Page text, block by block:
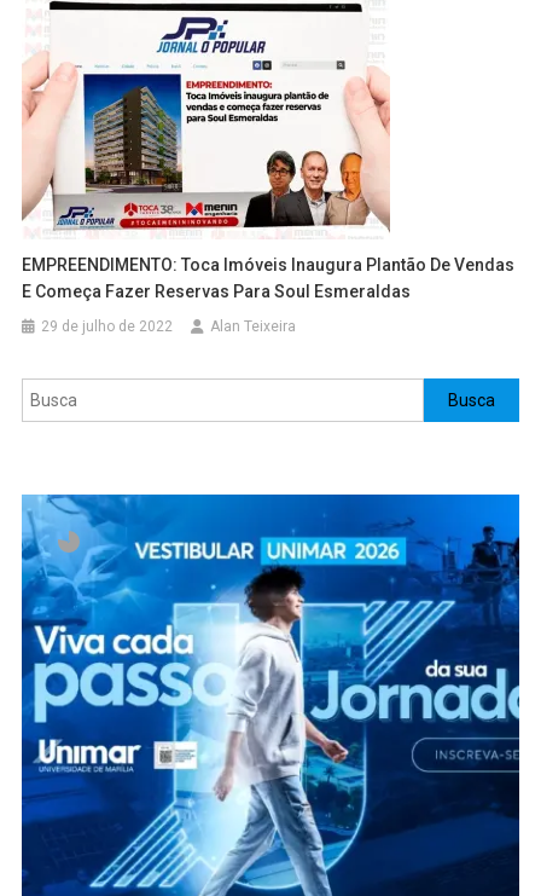
EMPREENDIMENTO: Toca Imóveis Inaugura Plantão De Vendas
E Começa Fazer Reservas Para Soul Esmeraldas
29 de julho de 2022 Alan Teixeira
Pesquisar Busca